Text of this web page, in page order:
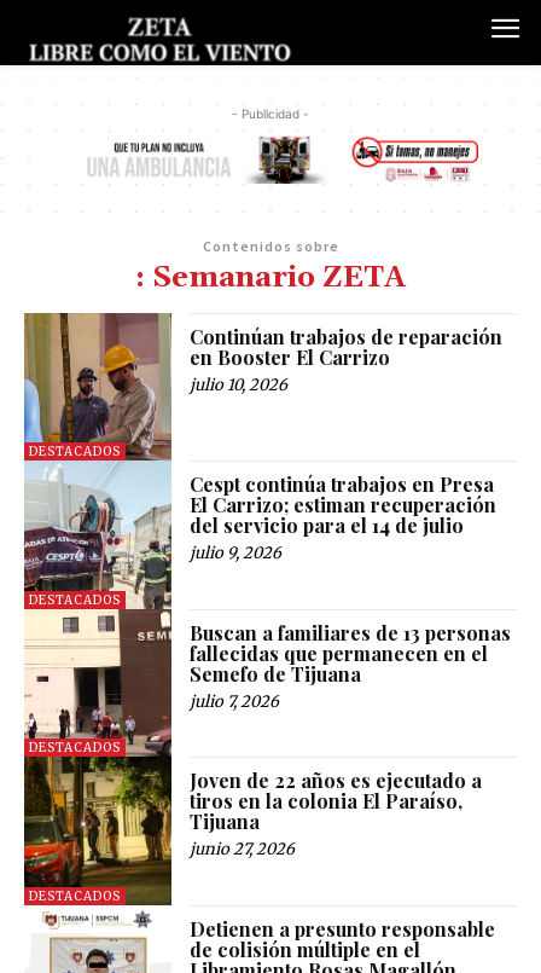
- Publicidad -
Contenidos sobre
: Semanario ZETA
DESTACADOS
Continúan trabajos de reparación
en Booster El Carrizo
julio 10, 2026
DESTACADOS
Cespt continúa trabajos en Presa
El Carrizo; estiman recuperación
del servicio para el 14 de julio
julio 9, 2026
DESTACADOS
Buscan a familiares de 13 personas
fallecidas que permanecen en el
Semefo de Tijuana
julio 7, 2026
DESTACADOS
Joven de 22 años es ejecutado a
tiros en la colonia El Paraíso,
Tijuana
junio 27, 2026
Detienen a presunto responsable
de colisión múltiple en el